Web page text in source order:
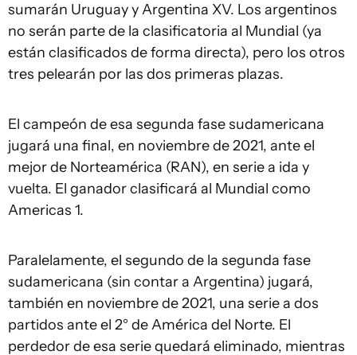
sumarán Uruguay y Argentina XV. Los argentinos
no serán parte de la clasificatoria al Mundial (ya
están clasificados de forma directa), pero los otros
tres pelearán por las dos primeras plazas.
El campeón de esa segunda fase sudamericana
jugará una final, en noviembre de 2021, ante el
mejor de Norteamérica (RAN), en serie a ida y
vuelta. El ganador clasificará al Mundial como
Americas 1.
Paralelamente, el segundo de la segunda fase
sudamericana (sin contar a Argentina) jugará,
también en noviembre de 2021, una serie a dos
partidos ante el 2° de América del Norte. El
perdedor de esa serie quedará eliminado, mientras